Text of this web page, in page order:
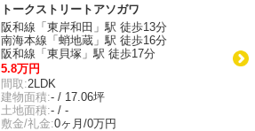
トークストリートアソガワ
阪和線「東岸和田」駅 徒歩13分
南海本線「蛸地蔵」駅 徒歩16分
阪和線「東貝塚」駅 徒歩17分
5.8万円
間取:2LDK
建物面積:- / 17.06坪
土地面積:- / -
敷金/礼金:0ヶ月/0万円